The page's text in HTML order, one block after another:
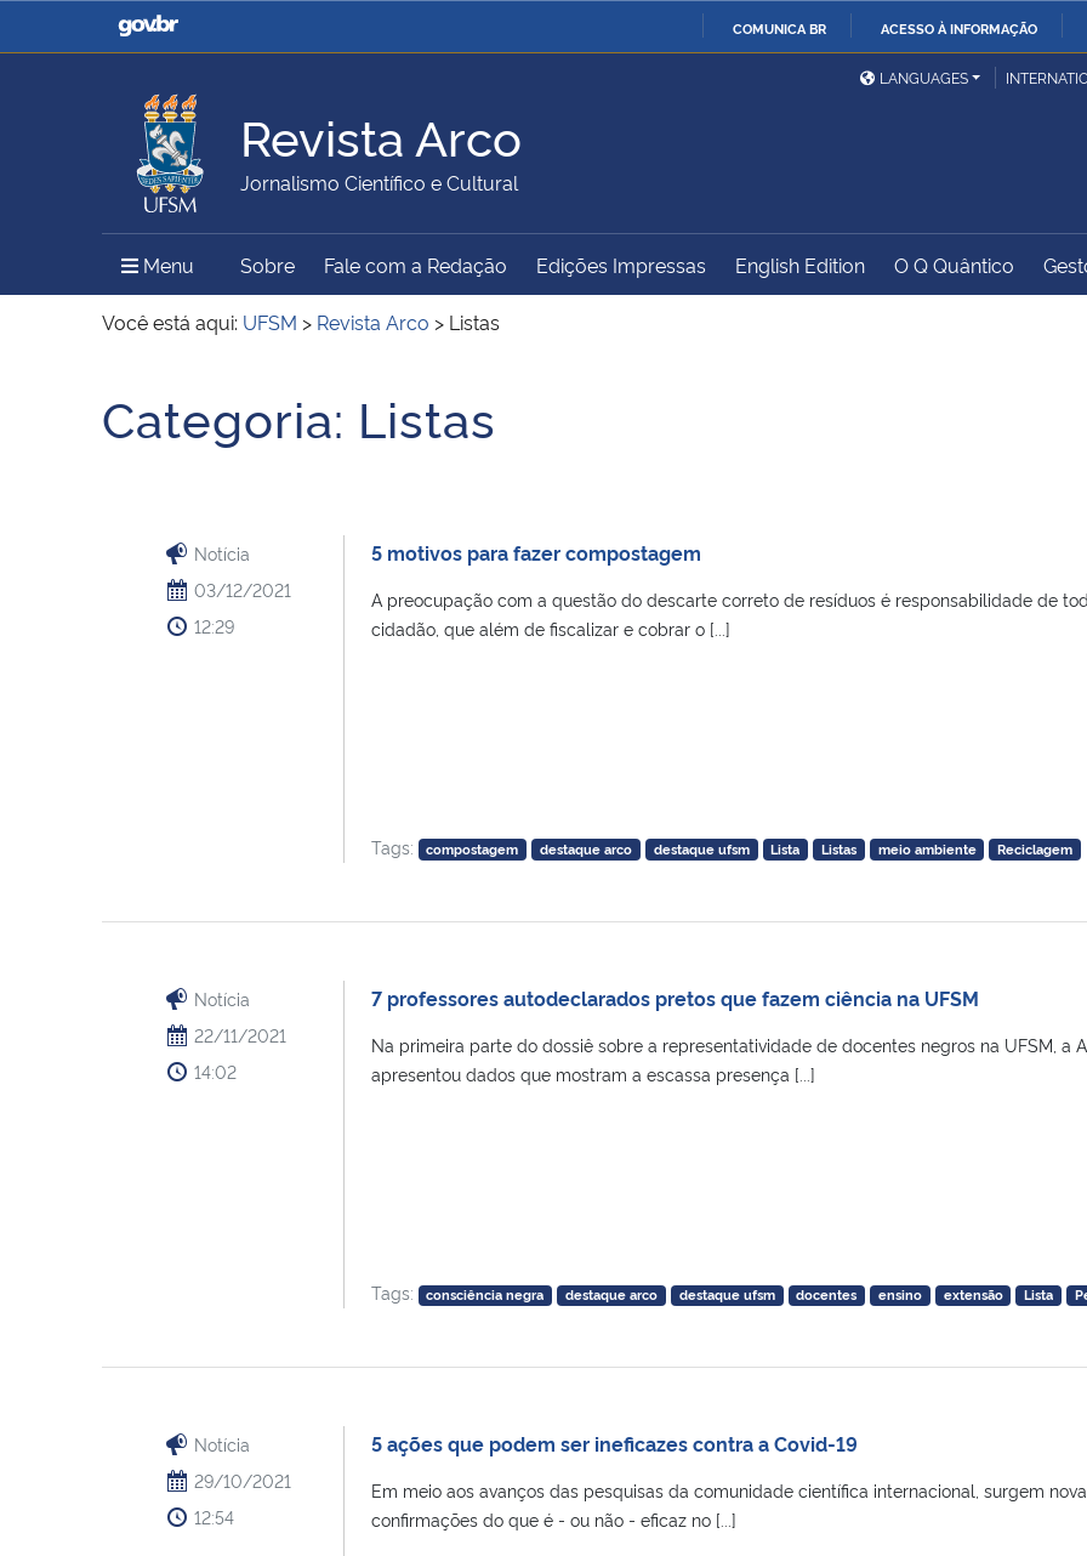
COMUNICA BR ACESSO À INFORMAÇÃO
Casa Civil
Ministério da Justiça e
Ministério da Defesa
Ministério das Relações
Exteriores
Ministério da Agricultura,
Pecuária e Abastecimento
Ministério da Educação
Ministério do Meio Ambiente Ministério do Turismo
Ministério do
Controladoria-Geral da
Secretaria de Governo
Gabinete de Segurança
LANGUAGES
Revista Arco
Jornalismo Científico e Cultural
Menu Menu Principal do Sítio
Sobre Fale com a Redação Edições Impressas English Edition O Q Quântico
Você está aqui: UFSM > Revista Arco > Listas
Categoria: Listas
Notícia
03/12/2021
12:29
5 motivos para fazer compostagem
A preocupação com a questão do descarte correto de resíduos é responsabilidade de
cidadão, que além de fiscalizar e cobrar o [...]
Tags: compostagem destaque arco destaque ufsm Lista Listas meio ambiente Reciclagem
Notícia
22/11/2021
14:02
7 professores autodeclarados pretos que fazem ciência na UFSM
Na primeira parte do dossiê sobre a representatividade de docentes negros na UFSM, a
apresentou dados que mostram a escassa presença [...]
Tags: consciência negra destaque arco destaque ufsm docentes ensino extensão Lista
Notícia
29/10/2021
12:54
5 ações que podem ser ineficazes contra a Covid-19
Em meio aos avanços das pesquisas da comunidade científica internacional, surgem
confirmações do que é - ou não - eficaz no [...]